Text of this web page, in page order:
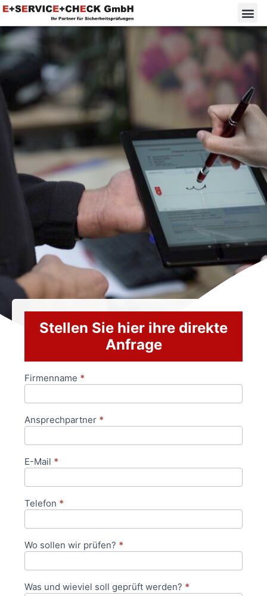
Stellen Sie hier ihre direkte
Anfrage
Anfrageformular
Firmenname *
Ansprechpartner *
E-Mail *
Telefon *
Wo sollen wir prüfen? *
Was und wieviel soll geprüft werden? *